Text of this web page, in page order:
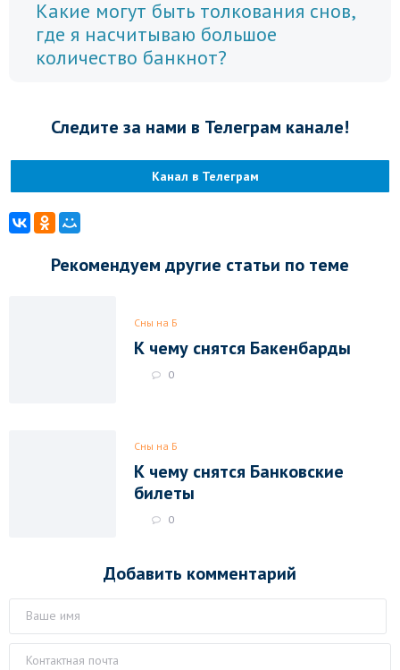
Какие могут быть толкования снов,
где я насчитываю большое
количество банкнот?
Следите за нами в Телеграм канале!
Канал в Телеграм
Рекомендуем другие статьи по теме
Сны на Б
К чему снятся Бакенбарды
0
Сны на Б
К чему снятся Банковские
билеты
0
Добавить комментарий